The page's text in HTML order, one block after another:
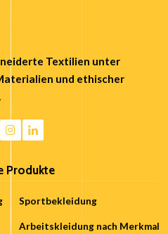
Textilien unter
und ethischer
Produkte
Sportbekleidung
Arbeitskleidung nach Merkmal